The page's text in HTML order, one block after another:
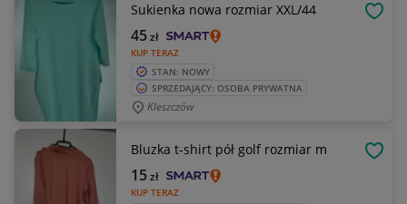
Sukienka nowa rozmiar XXL/44
KUP TERAZ
45zł
STAN: NOWY
SPRZEDAJĄCY: OSOBA PRYWATNA
Kleszczów
Bluzka t-shirt pół golf rozmiar m
KUP TERAZ
15zł